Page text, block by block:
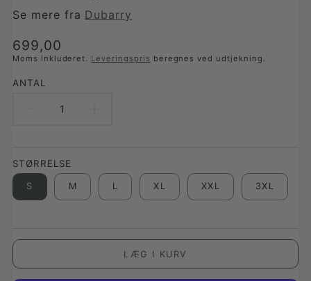
Se mere fra Dubarry
Translation
missing:
da-
699,00
Moms inkluderet. Leveringspris beregnes ved udtjekning.
ANTAL
REDUCER
FOR
GILLIGAN
TENCEL/MODAL
POLO,
FOR
GILLIGAN
TENCEL/MODAL
POLO,
STØRRELSE
S M L XL XXL 3XL
LÆG I KURV